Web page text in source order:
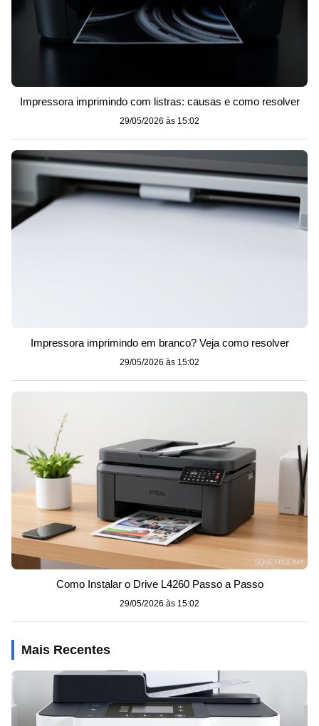
Impressora imprimindo com listras: causas e como resolver
29/05/2026 às 15:02
Impressora imprimindo em branco? Veja como resolver
29/05/2026 às 15:02
Como Instalar o Drive L4260 Passo a Passo
29/05/2026 às 15:02
Mais Recentes